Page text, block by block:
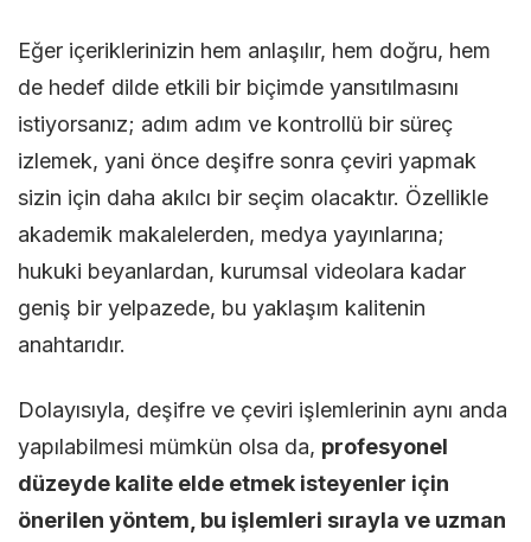
Eğer içeriklerinizin hem anlaşılır, hem doğru, hem
de hedef dilde etkili bir biçimde yansıtılmasını
istiyorsanız; adım adım ve kontrollü bir süreç
izlemek, yani önce deşifre sonra çeviri yapmak
sizin için daha akılcı bir seçim olacaktır. Özellikle
akademik makalelerden, medya yayınlarına;
hukuki beyanlardan, kurumsal videolara kadar
geniş bir yelpazede, bu yaklaşım kalitenin
anahtarıdır.
Dolayısıyla, deşifre ve çeviri işlemlerinin aynı anda
yapılabilmesi mümkün olsa da, profesyonel
düzeyde kalite elde etmek isteyenler için
önerilen yöntem, bu işlemleri sırayla ve uzman